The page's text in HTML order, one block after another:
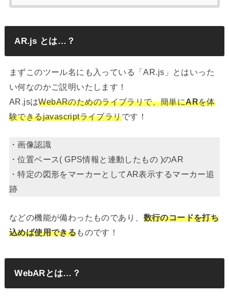
AR.js とは…？
まずこのツール名にも入っている「AR.js」とはいった
い何なのかご説明いたします！
AR.jsはWebARのためのライブラリで、簡単にARを体
験できるjavascriptライブラリです！
・画像認識
・位置ベース( GPS情報と連動したもの )のAR
・特定の図形をマーカーとしてAR表示するマーカー追
跡
などの機能が備わったものであり、 数行のコードを打ち
込めば使用できるものです！
WebARとは…？